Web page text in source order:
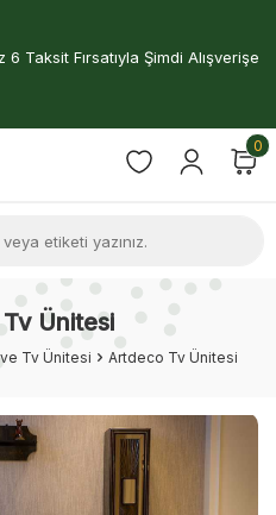
Taksit Fırsatıyla Şimdi Alışverişe
0
Ünitesi
Tv Ünitesi Artdeco Tv Ünitesi